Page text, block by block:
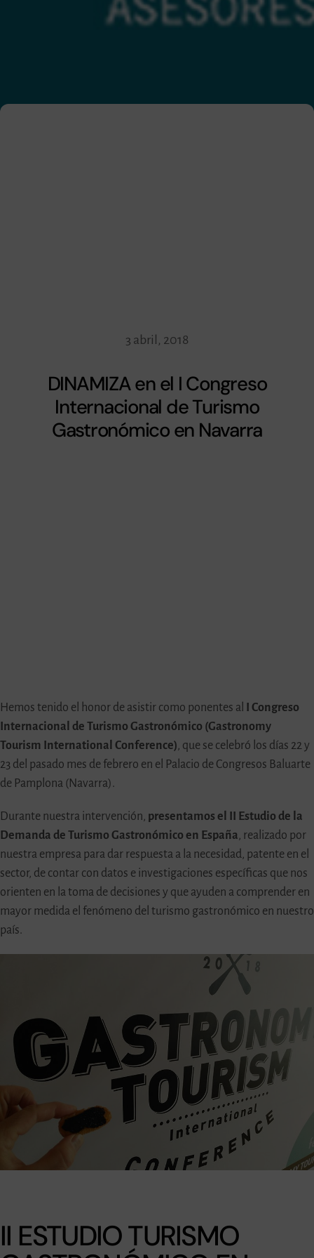
3 abril, 2018
DINAMIZA en el I Congreso
Internacional de Turismo
Gastronómico en Navarra
Hemos tenido el honor de asistir como ponentes al
I Congreso
Internacional de Turismo Gastronómico (Gastronomy
Tourism International Conference) , que se celebró los días 22 y
23 del pasado mes de febrero en el Palacio de Congresos Baluarte
de Pamplona (Navarra).
Durante nuestra intervención, presentamos el
II Estudio de la
Demanda de Turismo Gastronómico en España , realizado por
nuestra empresa para dar respuesta a la necesidad, patente en el
sector, de contar con datos e investigaciones específicas que nos
orienten en la toma de decisiones y que ayuden a comprender en
mayor medida el fenómeno del turismo gastronómico en nuestro
país.
II ESTUDIO TURISMO